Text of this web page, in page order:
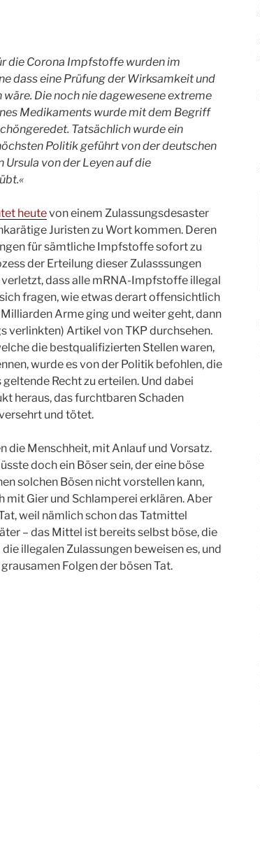
die Corona Impfstoffe wurden im
dass eine Prüfung der Wirksamkeit und
Die noch nie dagewesene extreme
Medikaments wurde mit dem Begriff
Tatsächlich wurde ein
Politik geführt von der deutschen
von der Leyen auf die
heutevon einem Zulassungsdesaster
Juristen zu Wort kommen. Deren
für sämtliche Impfstoffe sofort zu
der Erteilung dieser Zulasssungen
dass alle mRNA-Impfstoffe illegal
fragen, wie etwas derart offensichtlich
Arme ging und weiter geht, dann
verlinkten) Artikel von TKP durchsehen.
die bestqualifizierten Stellen waren,
wurde es von der Politik befohlen, die
Recht zu erteilen. Und dabei
heraus, das furchtbaren Schaden
und tötet.
die Menschheit, mit Anlauf und Vorsatz.
doch ein Böser sein, der eine böse
solchen Bösen nicht vorstellen kann,
mit Gier und Schlamperei erklären. Aber
weil nämlich schon das Tatmittel
– das Mittel ist bereits selbst böse, die
illegalen Zulassungen beweisen es, und
Folgen der bösen Tat.